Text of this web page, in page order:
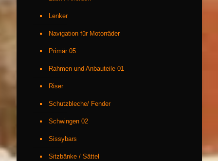
Lenker
Navigation für Motorräder
Primär 05
Rahmen und Anbauteile 01
Riser
Schutzbleche/ Fender
Schwingen 02
Sissybars
Sitzbänke / Sättel